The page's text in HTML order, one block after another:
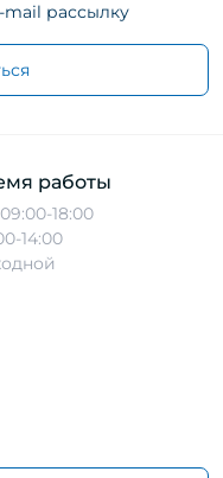
рассылку
работы
18:00
14:00